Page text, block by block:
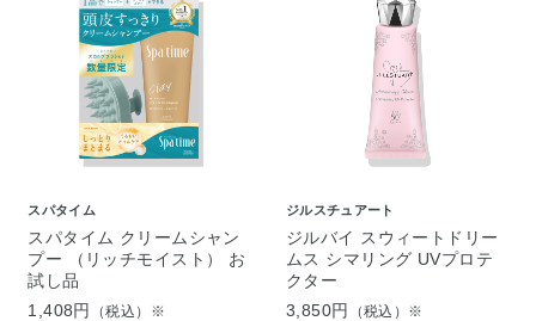
スパタイム
スパタイム クリームシャン
プー （リッチモイスト） お
試し品
1,408円
（税込）※
ジルスチュアート
ジルバイ スウィートドリー
ムス シマリング UVプロテ
クター
3,850円
（税込）※